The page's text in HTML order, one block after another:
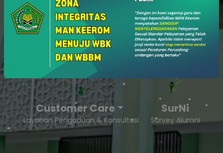
SukaSam
Survey Kepuasan Masyarakat
Customer Care
Layanan Pengaduan & Konsultasi
SurNi
Survey Alumni